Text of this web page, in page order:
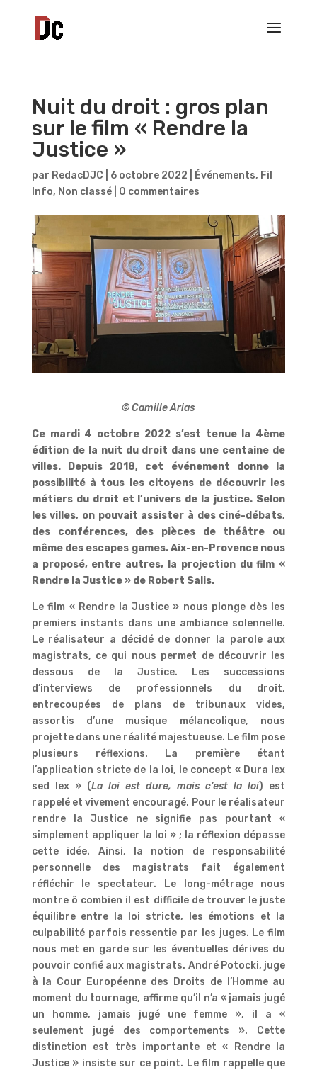
Nuit du droit : gros plan
sur le film « Rendre la
Justice »
par RedacDJC 6 octobre 2022 Événements, Fil
Info, Non classé| 0 commentaires
© Camille Arias
Ce mardi 4 octobre 2022 s’est tenue la 4ème
édition de la nuit du droit dans une centaine de
villes. Depuis 2018, cet événement donne la
possibilité à tous les citoyens de découvrir les
métiers du droit et l’univers de la justice. Selon
les villes, on pouvait assister à des ciné-débats,
des conférences, des pièces de théâtre ou
même des escapes games. Aix-en-Provence nous
a proposé, entre autres, la projection du film «
Rendre la Justice » de Robert Salis.
Le film « Rendre la Justice » nous plonge dès les
premiers instants dans une ambiance solennelle.
Le réalisateur a décidé de donner la parole aux
magistrats, ce qui nous permet de découvrir les
dessous de la Justice. Les successions
d’interviews de professionnels du droit,
entrecoupées de plans de tribunaux vides,
assortis d’une musique mélancolique, nous
projette dans une réalité majestueuse. Le film pose
plusieurs réflexions. La première étant
l’application stricte de la loi, le concept « Dura lex
sed lex » (La loi est dure, mais c’est la loi) est
rappelé et vivement encouragé. Pour le réalisateur
rendre la Justice ne signifie pas pourtant «
simplement appliquer la loi » ; la réflexion dépasse
cette idée. Ainsi, la notion de responsabilité
personnelle des magistrats fait également
réfléchir le spectateur. Le long-métrage nous
montre ô combien il est difficile de trouver le juste
équilibre entre la loi stricte, les émotions et la
culpabilité parfois ressentie par les juges. Le film
nous met en garde sur les éventuelles dérives du
pouvoir confié aux magistrats. André Potocki, juge
à la Cour Européenne des Droits de l’Homme au
moment du tournage, affirme qu’il n’a « jamais jugé
un homme, jamais jugé une femme », il a «
seulement jugé des comportements ». Cette
distinction est très importante et « Rendre la
Justice » insiste sur ce point. Le film rappelle que